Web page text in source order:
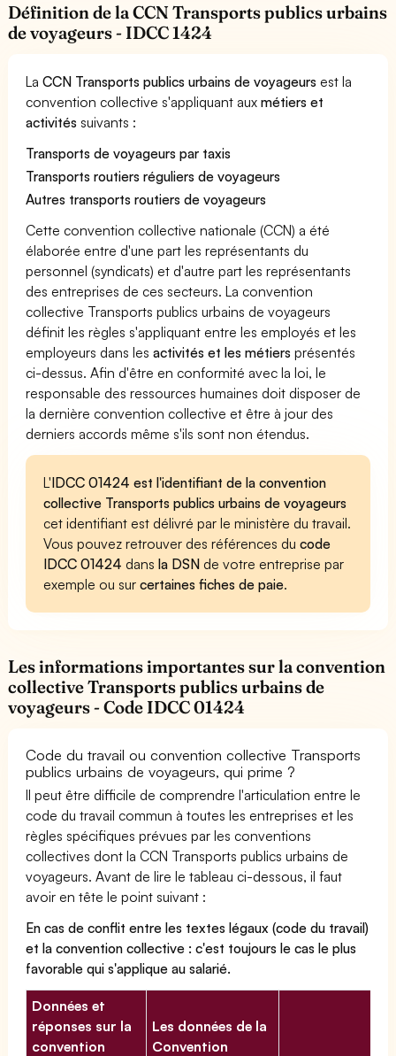
Définition de la CCN Transports publics urbains
de voyageurs - IDCC 1424
LaCCN Transports publics urbains de voyageurs est la
convention collective s'appliquant auxmétiers et
activités suivants :
Transports de voyageurs par taxis
Transports routiers réguliers de voyageurs
Autres transports routiers de voyageurs
Cette convention collective nationale (CCN) a été
élaborée entre d'une part les représentants du
personnel (syndicats) et d'autre part les représentants
des entreprises de ces secteurs. La convention
collective Transports publics urbains de voyageurs
définit les règles s'appliquant entre les employés et les
employeurs dans lesactivités et les métiers présentés
ci-dessus. Afin d'être en conformité avec la loi, le
responsable des ressources humaines doit disposer de
la dernière convention collective et être à jour des
derniers accords même s'ils sont non étendus.
L'IDCC 01424 est l'identifiant de la convention
collective Transports publics urbains de voyageurs
cet identifiant est délivré par le ministère du travail.
Vous pouvez retrouver des références ducode
IDCC 01424 dansla DSN de votre entreprise par
exemple ou surcertaines fiches de paie.
Les informations importantes sur la convention
collective Transports publics urbains de
voyageurs - Code IDCC 01424
Code du travail ou convention collective Transports
publics urbains de voyageurs, qui prime ?
Il peut être difficile de comprendre l'articulation entre le
code du travail commun à toutes les entreprises et les
règles spécifiques prévues par les conventions
collectives dont la CCN Transports publics urbains de
voyageurs. Avant de lire le tableau ci-dessous, il faut
avoir en tête le point suivant :
En cas de conflit entre les textes légaux (code du travail)
et la convention collective : c'est toujours le cas le plus
favorable qui s'applique au salarié.
Données et
réponses sur la
convention
Les données de la
Convention